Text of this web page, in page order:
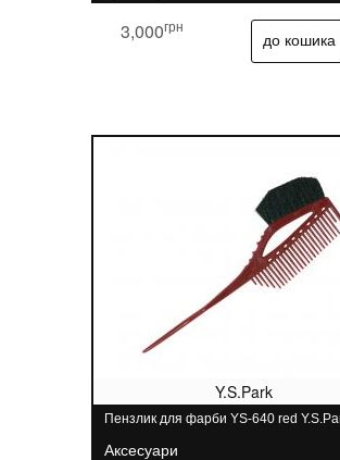
3,000грн
Y.S.Park
Пензлик для фарби YS-640 red
Аксесуари